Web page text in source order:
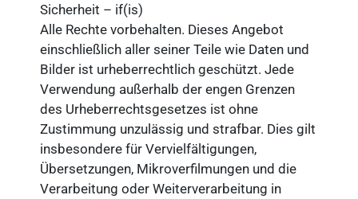
Sicherheit – if(is)
Alle Rechte vorbehalten. Dieses Angebot
einschließlich aller seiner Teile wie Daten und
Bilder ist urheberrechtlich geschützt. Jede
Verwendung außerhalb der engen Grenzen
des Urheberrechtsgesetzes ist ohne
Zustimmung unzulässig und strafbar. Dies gilt
insbesondere für Vervielfältigungen,
Übersetzungen, Mikroverfilmungen und die
Verarbeitung oder Weiterverarbeitung in